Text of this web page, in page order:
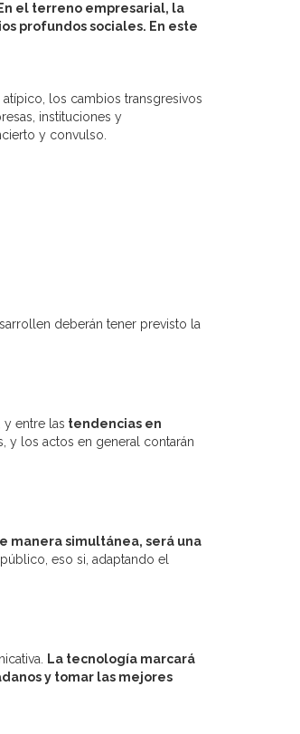
el terreno empresarial, la
profundos sociales. En este
los cambios transgresivos
instituciones y
y convulso.
deberán tener previsto la
y entre las tendencias en
y los actos en general contarán
manera simultánea, será una
eso si, adaptando el
La tecnología marcará
y tomar las mejores